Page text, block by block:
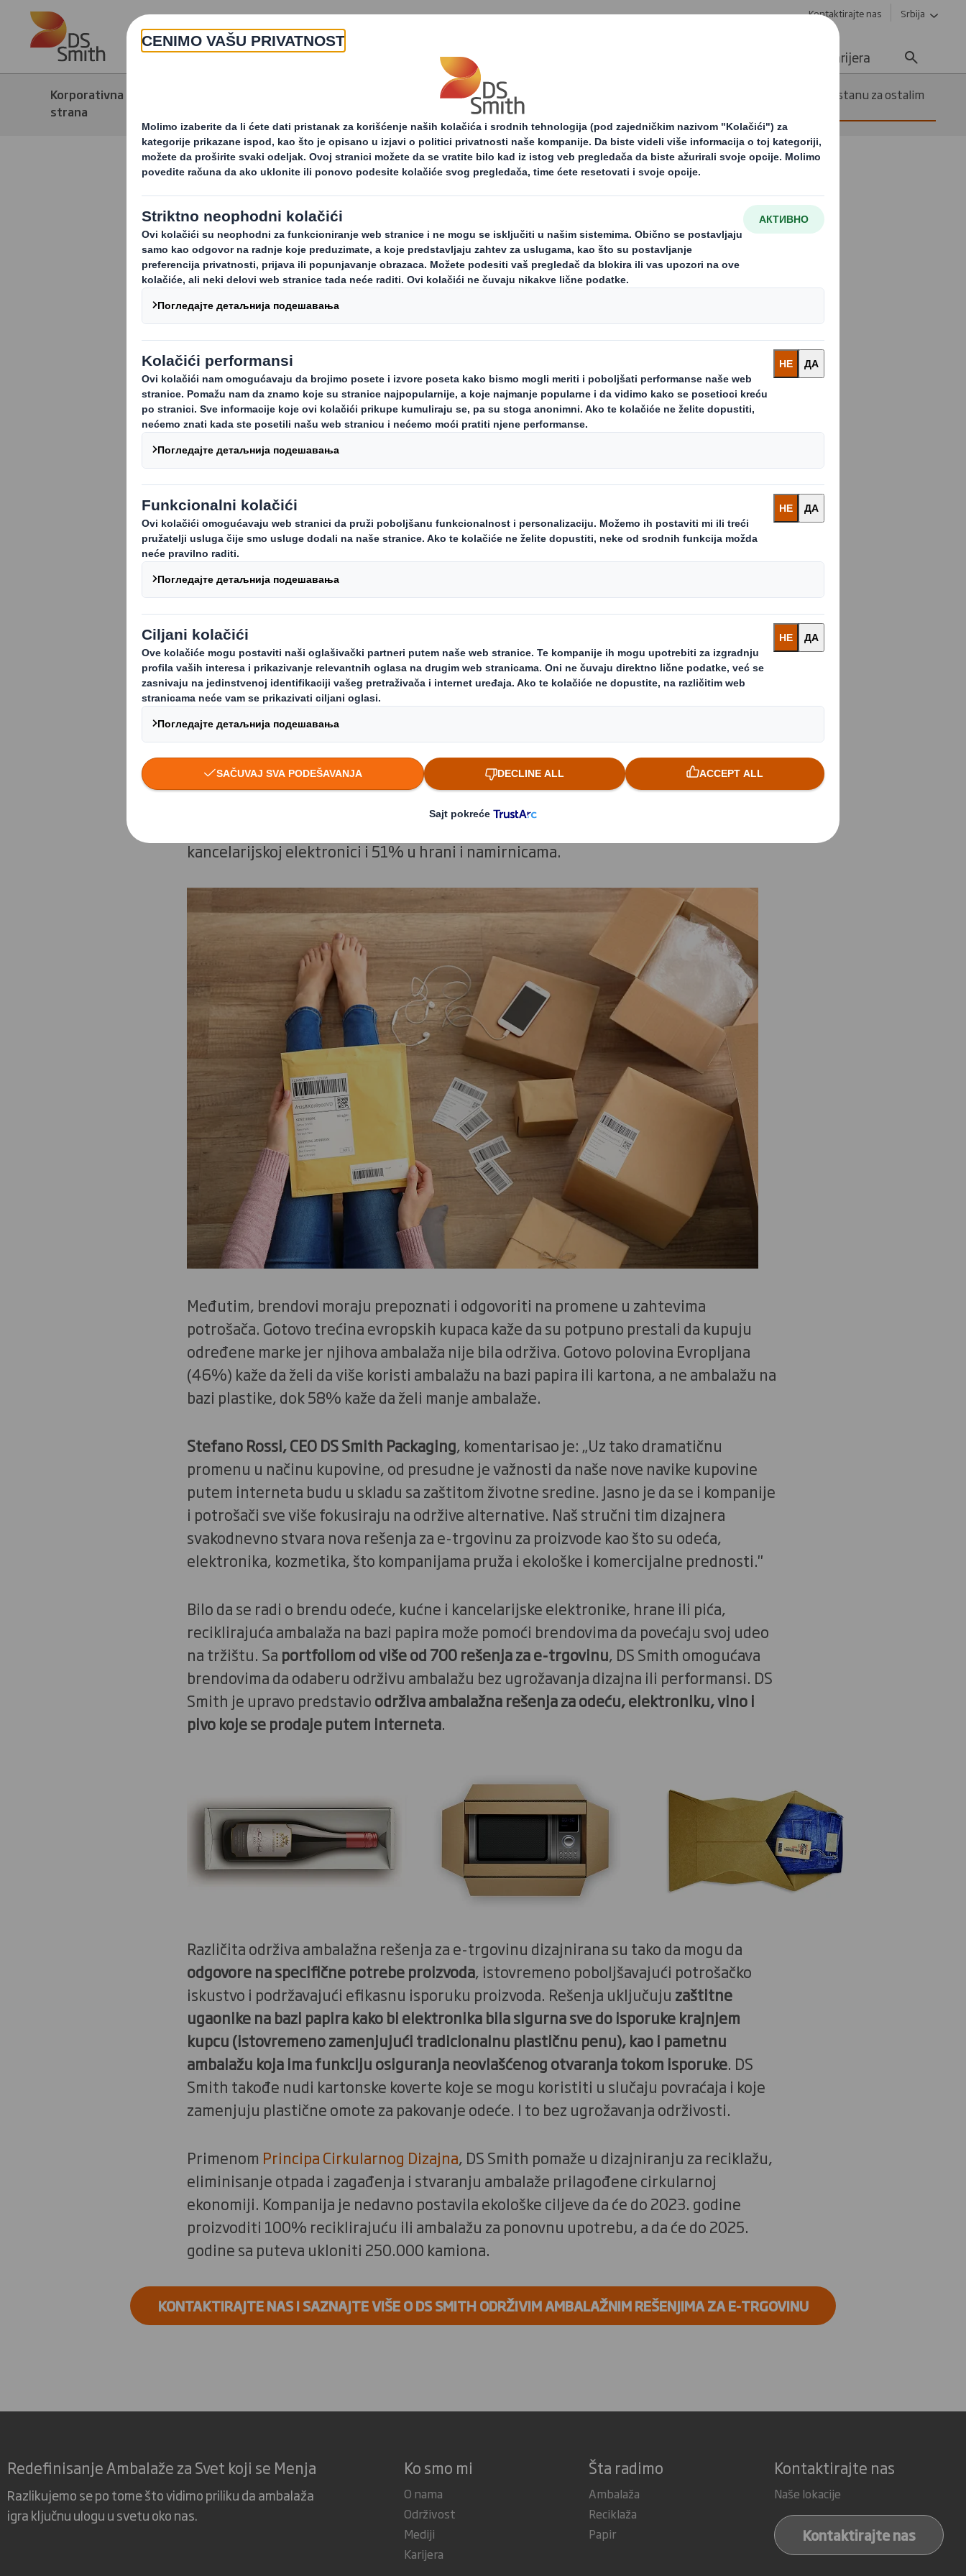
Skip to main content Kontaktirajte nas Srbija
O nama Karijera
Korporativna
strana
Brendovi koji ne uspeju da e-trgovinu učine ekološkom mogli bi da zaostanu za ostalim
brendovima
Brendovi koji ne uspeju da e-trgovinu
učine ekološkom mogli bi da zaostanu za
ostalim brendovima
Održiva ambalaža za e-trgovinu je neophodna kompanijama - ne
samo zbog koristi za životnu sredinu, već i da bi zahtevniji kupci
bili zadovoljni
Potrošači sve više održivost proizvoda stavljaju na prvo mesto, što znači dabrendovi
koji ne koriste održivu ambalažu rizikuju da budu iza drugih brendova. Kako e-trgovina
nastavlja da cveta, DS Smith, gigant održive ambalaže, otkriva nove podatke koji
pokazuju porast potražnje za potpuno recikliranim i održivijim opcijama pakovanja za
e-trgovinu.
Eksplozija e-trgovine ne može da se ospori - 66% Evropljana tvrdi da su od prvog
zaključavanja u martu 2020. godine više kupovali putem interneta, a 82% planira da, i
nakon zaključavanja, preko interneta kupuje isto toliko ili možda čak i još više. DS
Smith je tokom poslednje godine zabeležio nagli porast potražnje za održivom
kancelarijskoj elektronici i 51% u hrani i namirnicama.
Međutim, brendovi moraju prepoznati i odgovoriti na promene u zahtevima
potrošača. Gotovo trećina evropskih kupaca kaže da su potpuno prestali da kupuju
određene marke jer njihova ambalaža nije bila održiva. Gotovo polovina Evropljana
(46%) kaže da želi da više koristi ambalažu na bazi papira ili kartona, a ne ambalažu na
bazi plastike, dok 58% kaže da želi manje ambalaže.
Stefano Rossi, CEO DS Smith Packaging, komentarisao je: „Uz tako dramatičnu
promenu u načinu kupovine, od presudne je važnosti da naše nove navike kupovine
putem interneta budu u skladu sa zaštitom životne sredine. Jasno je da se i kompanije
i potrošači sve više fokusiraju na održive alternative. Naš stručni tim dizajnera
svakodnevno stvara nova rešenja za e-trgovinu za proizvode kao što su odeća,
elektronika, kozmetika, što kompanijama pruža i ekološke i komercijalne prednosti."
Bilo da se radi o brendu odeće, kućne i kancelarijske elektronike, hrane ili pića,
reciklirajuća ambalaža na bazi papira može pomoći brendovima da povećaju svoj udeo
na tržištu. Sa portfoliom od više od 700 rešenja za e-trgovinu, DS Smith omogućava
brendovima da odaberu održivu ambalažu bez ugrožavanja dizajna ili performansi. DS
Smith je upravo predstavioodrživa ambalažna rešenja za odeću, elektroniku, vino i
pivo koje se prodaje putem interneta.
Različita održiva ambalažna rešenja za e-trgovinu dizajnirana su tako da mogu da
odgovore na specifične potrebe proizvoda, istovremeno poboljšavajući potrošačko
iskustvo i podržavajući efikasnu isporuku proizvoda. Rešenja uključuju zaštitne
ugaonike na bazi papira kako bi elektronika bila sigurna sve do isporuke krajnjem
kupcu (istovremeno zamenjujući tradicionalnu plastičnu penu), kao i pametnu
ambalažu koja ima funkciju osiguranja neovlašćenog otvaranja tokom isporuke. DS
Smith takođe nudi kartonske koverte koje se mogu koristiti u slučaju povraćaja i koje
zamenjuju plastične omote za pakovanje odeće. I to bez ugrožavanja održivosti.
Primenom Principa Cirkularnog Dizajna, DS Smith pomaže u dizajniranju za reciklažu,
eliminisanje otpada i zagađenja i stvaranju ambalaže prilagođene cirkularnoj
ekonomiji. Kompanija je nedavno postavila ekološke ciljeve da će do 2023. godine
proizvoditi 100% reciklirajuću ili ambalažu za ponovnu upotrebu, a da će do 2025.
godine sa puteva ukloniti 250.000 kamiona.
KONTAKTIRAJTE NAS I SAZNAJTE VIŠE O DS SMITH ODRŽIVIM AMBALAŽNIM REŠENJIMA ZA E-TRGOVINU
Redefinisanje Ambalaže za Svet koji se Menja
Razlikujemo se po tome što vidimo priliku da ambalaža
igra ključnu ulogu u svetu oko nas.
Ko smo mi
O nama
Održivost
Mediji
Karijera
Šta radimo
Ambalaža
Reciklaža
Papir
Kontaktirajte nas
Naše lokacije
Kontaktirajte nas